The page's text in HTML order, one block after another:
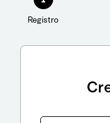
Registro